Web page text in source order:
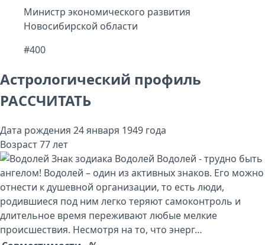
Министр экономического развития
Новосибирской области
#400
Астрологический профиль
РАССЧИТАТЬ
Дата рождения 24 января 1949 года
Возраст77 лет
Знак зодиака Водолей Водолей - трудно быть
ангелом! Водолей – один из активных знаков. Его можно
отнести к душевной организации, то есть люди,
родившиеся под ним легко теряют самоконтроль и
длительное время переживают любые мелкие
происшествия. Несмотря на то, что энерг…